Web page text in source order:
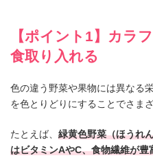
【ポイント1】カラ
食取り入れる
色の違う野菜や果物には異なる
を色とりどりにすることでさま
たとえば、 緑黄色野菜（ほうれ
はビタミンAやC、食物繊維が豊